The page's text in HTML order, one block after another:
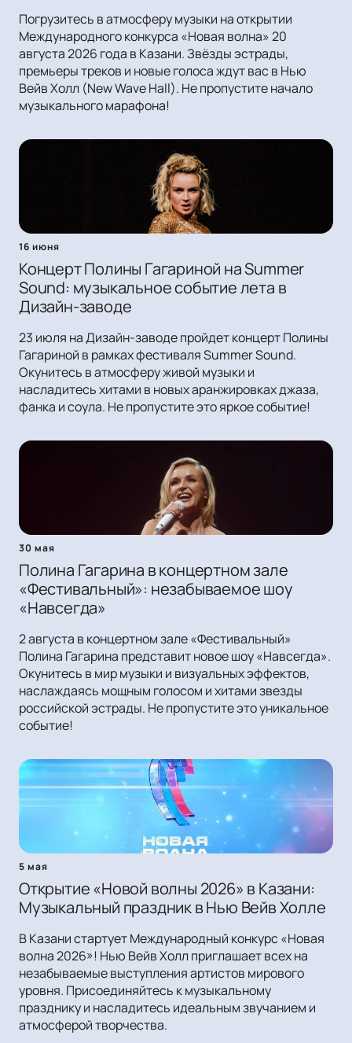
Погрузитесь в атмосферу музыки на открытии
Международного конкурса «Новая волна» 20
августа 2026 года в Казани. Звёзды эстрады,
премьеры треков и новые голоса ждут вас в Нью
Вейв Холл (New Wave Hall). Не пропустите начало
музыкального марафона!
16 июня
Концерт Полины Гагариной на Summer
Sound: музыкальное событие лета в
Дизайн-заводе
23 июля на Дизайн-заводе пройдет концерт Полины
Гагариной в рамках фестиваля Summer Sound.
Окунитесь в атмосферу живой музыки и
насладитесь хитами в новых аранжировках джаза,
фанка и соула. Не пропустите это яркое событие!
30 мая
Полина Гагарина в концертном зале
«Фестивальный»: незабываемое шоу
«Навсегда»
2 августа в концертном зале «Фестивальный»
Полина Гагарина представит новое шоу «Навсегда».
Окунитесь в мир музыки и визуальных эффектов,
наслаждаясь мощным голосом и хитами звезды
российской эстрады. Не пропустите это уникальное
событие!
5 мая
Открытие «Новой волны 2026» в Казани:
Музыкальный праздник в Нью Вейв Холле
В Казани стартует Международный конкурс «Новая
волна 2026»! Нью Вейв Холл приглашает всех на
незабываемые выступления артистов мирового
уровня. Присоединяйтесь к музыкальному
празднику и насладитесь идеальным звучанием и
атмосферой творчества.